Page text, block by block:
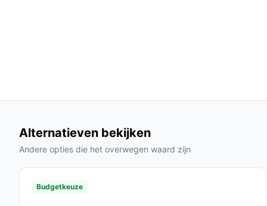
1. Kies een vlakke ondergrond en zorg ervoor
2. Plaats het grondzeil om de ondergrond te
4. Vul de spa met water en stel de gewenste
Alternatieven bekijken
Andere opties die het overwegen waard zijn
Budgetkeuze